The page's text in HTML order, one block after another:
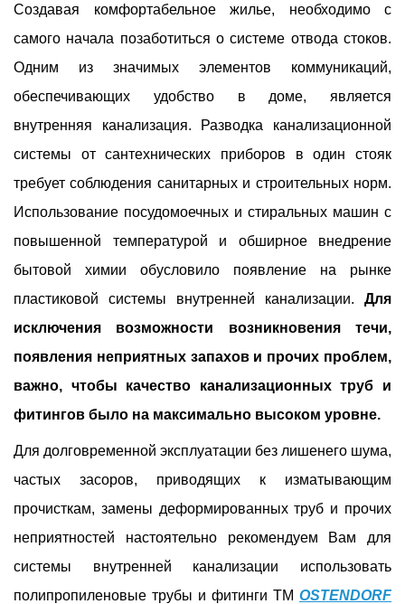
Создавая комфортабельное жилье, необходимо с
самого начала позаботиться о системе отвода стоков.
Одним из значимых элементов коммуникаций,
обеспечивающих удобство в доме, является
внутренняя канализация. Разводка канализационной
системы от сантехнических приборов в один стояк
требует соблюдения санитарных и строительных норм.
Использование посудомоечных и стиральных машин с
повышенной температурой и обширное внедрение
бытовой химии обусловило появление на рынке
пластиковой системы внутренней канализации. Для
исключения возможности возникновения течи,
появления неприятных запахов и прочих проблем,
важно, чтобы качество канализационных труб и
фитингов было на максимально высоком уровне.
Для долговременной эксплуатации без лишенего шума,
частых засоров, приводящих к изматывающим
прочисткам, замены деформированных труб и прочих
неприятностей настоятельно рекомендуем Вам для
системы внутренней канализации использовать
полипропиленовые трубы и фитинги ТМ OSTENDORF